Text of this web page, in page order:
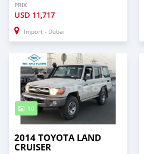
PRIX
USD 11,717
Import - Dubai
10
2014 TOYOTA LAND
CRUISER